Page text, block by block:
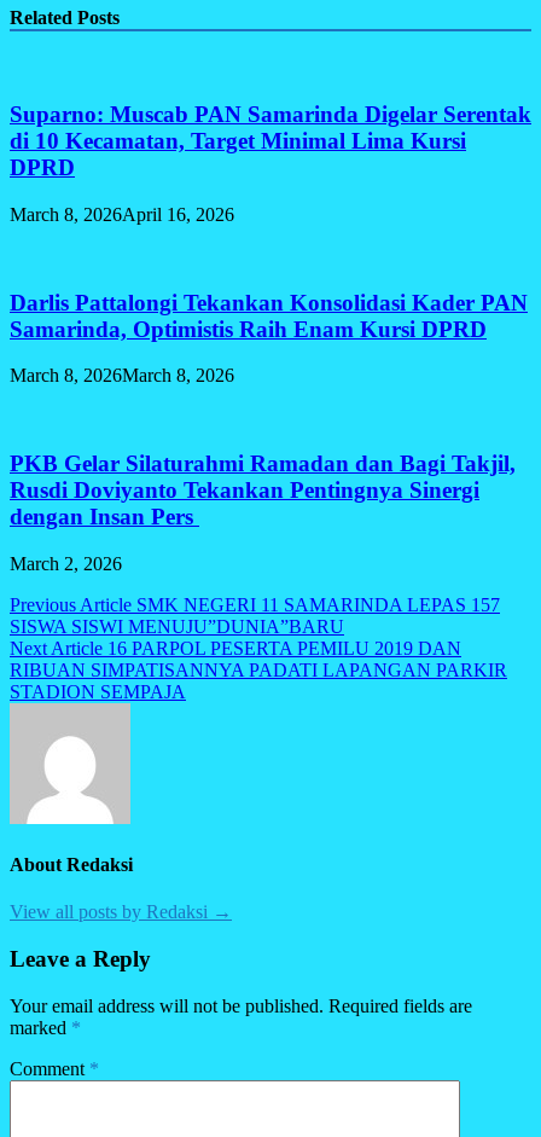
Related Posts
Suparno: Muscab PAN Samarinda Digelar Serentak
di 10 Kecamatan, Target Minimal Lima Kursi
DPRD
March 8, 2026April 16, 2026
Darlis Pattalongi Tekankan Konsolidasi Kader PAN
Samarinda, Optimistis Raih Enam Kursi DPRD
March 8, 2026March 8, 2026
PKB Gelar Silaturahmi Ramadan dan Bagi Takjil,
Rusdi Doviyanto Tekankan Pentingnya Sinergi
dengan Insan Pers
March 2, 2026
Post
navigation
Previous Article SMK NEGERI 11 SAMARINDA LEPAS 157
SISWA SISWI MENUJU”DUNIA”BARU
Next Article 16 PARPOL PESERTA PEMILU 2019 DAN
RIBUAN SIMPATISANNYA PADATI LAPANGAN PARKIR
STADION SEMPAJA
About Redaksi
View all posts by Redaksi →
Leave a Reply
Your email address will not be published. Required fields are
marked *
Comment *